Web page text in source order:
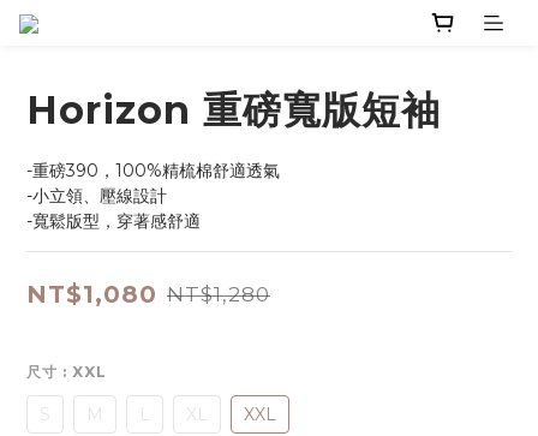
Horizon 重磅寬版短袖
-重磅390，100%精梳棉舒適透氣
-小立領、壓線設計
-寬鬆版型，穿著感舒適
NT$1,080 NT$1,280
尺寸 : XXL
S M L XL XXL